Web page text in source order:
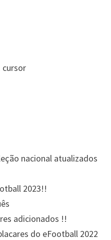
cursor
nacional atualizados
2023!!
adicionados !!
do eFootball 2022